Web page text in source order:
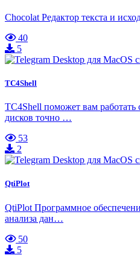
Chocolat Редактор текста и
40
5
TC4Shell
TC4Shell поможет вам
дисков точно …
53
2
QtiPlot
QtiPlot Программное
анализа дан…
50
5